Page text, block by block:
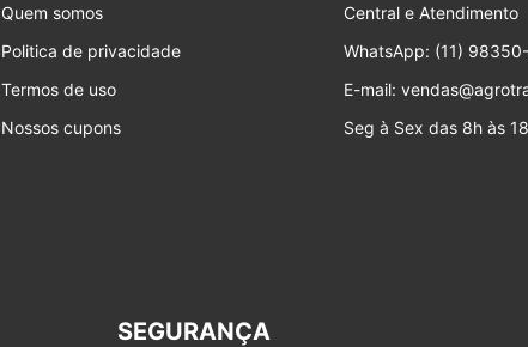
Quem somos
Politica de privacidade
Termos de uso
Nossos cupons
Central e Atendimento
WhatsApp: (11)
E-mail:
Seg à Sex das 8h às
SEGURANÇA